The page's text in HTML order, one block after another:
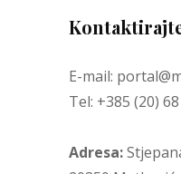
E-mail:
Tel: +385 (20)
Adresa: